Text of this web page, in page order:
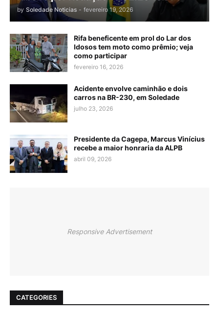
by Soledade Noticias - fevereiro 19, 2026
Rifa beneficente em prol do Lar dos
Idosos tem moto como prêmio; veja
como participar
fevereiro 16, 2026
Acidente envolve caminhão e dois
carros na BR-230, em Soledade
julho 23, 2026
Presidente da Cagepa, Marcus Vinícius
recebe a maior honraria da ALPB
abril 09, 2026
Responsive Advertisement
CATEGORIES